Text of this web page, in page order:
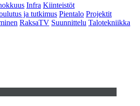
Infra Kiinteistöt
ja tutkimus Pientalo Projektit
RaksaTV Suunnittelu Talotekniikka